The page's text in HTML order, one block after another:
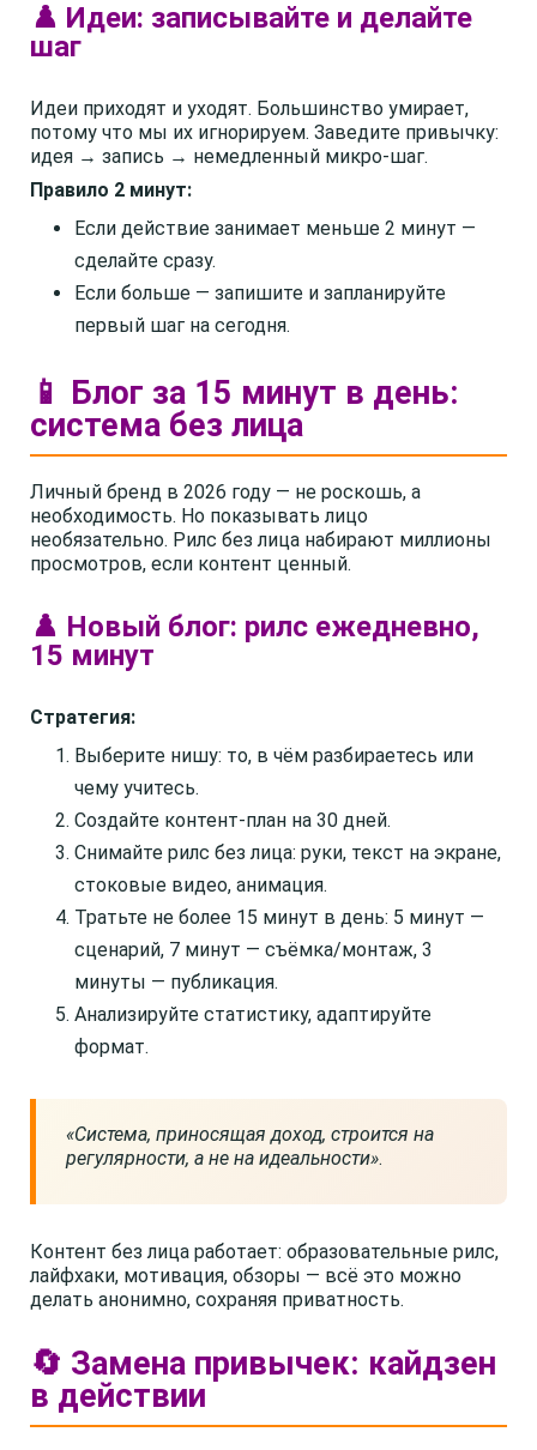
♟️ Идеи: записывайте и делайте
шаг
Идеи приходят и уходят. Большинство умирает,
потому что мы их игнорируем. Заведите привычку:
идея → запись → немедленный микро-шаг.
Правило 2 минут:
Если действие занимает меньше 2 минут —
сделайте сразу.
Если больше — запишите и запланируйте
первый шаг на сегодня.
📱 Блог за 15 минут в день:
система без лица
Личный бренд в 2026 году — не роскошь, а
необходимость. Но показывать лицо
необязательно. Рилс без лица набирают миллионы
просмотров, если контент ценный.
♟️ Новый блог: рилс ежедневно,
15 минут
Стратегия:
Выберите нишу: то, в чём разбираетесь или
чему учитесь.
Создайте контент-план на 30 дней.
Снимайте рилс без лица: руки, текст на экране,
стоковые видео, анимация.
Тратьте не более 15 минут в день: 5 минут —
сценарий, 7 минут — съёмка/монтаж, 3
минуты — публикация.
Анализируйте статистику, адаптируйте
формат.
«Система, приносящая доход, строится на
регулярности, а не на идеальности».
Контент без лица работает: образовательные рилс,
лайфхаки, мотивация, обзоры — всё это можно
делать анонимно, сохраняя приватность.
🔄 Замена привычек: кайдзен
в действии